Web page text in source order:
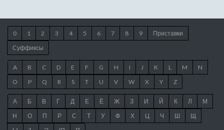
0 1 2 3 4 5 6 7 8 9
Приставки
Суффиксы
A B C D E F G H I J K L M
N
O
P Q R S T U V W X Y Z
А Б В Г Д Е Ё Ж З И Й К Л
М
Н
О П Р С Т У Ф Х Ц Ч Ш
Щ